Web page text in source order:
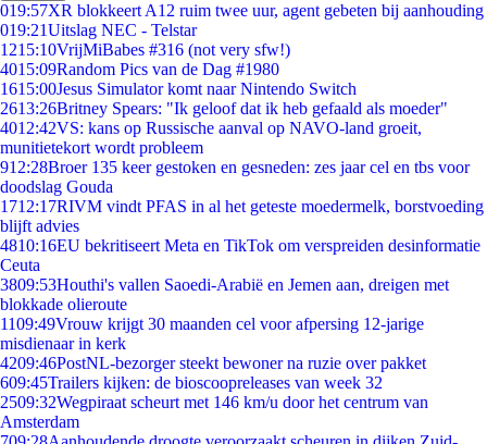
019:57XR blokkeert A12 ruim twee uur, agent gebeten bij aanhouding
019:21Uitslag NEC - Telstar
1215:10VrijMiBabes #316 (not very sfw!)
4015:09Random Pics van de Dag #1980
1615:00Jesus Simulator komt naar Nintendo Switch
2613:26Britney Spears: "Ik geloof dat ik heb gefaald als moeder"
4012:42VS: kans op Russische aanval op NAVO-land groeit,
munitietekort wordt probleem
912:28Broer 135 keer gestoken en gesneden: zes jaar cel en tbs voor
doodslag Gouda
1712:17RIVM vindt PFAS in al het geteste moedermelk, borstvoeding
blijft advies
4810:16EU bekritiseert Meta en TikTok om verspreiden desinformatie
Ceuta
3809:53Houthi's vallen Saoedi-Arabië en Jemen aan, dreigen met
blokkade olieroute
1109:49Vrouw krijgt 30 maanden cel voor afpersing 12-jarige
misdienaar in kerk
4209:46PostNL-bezorger steekt bewoner na ruzie over pakket
609:45Trailers kijken: de bioscoopreleases van week 32
2509:32Wegpiraat scheurt met 146 km/u door het centrum van
Amsterdam